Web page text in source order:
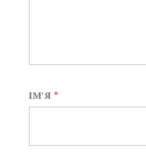
ІМ'Я *